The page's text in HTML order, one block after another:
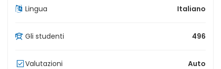
Lingua Italiano
Gli studenti 496
Valutazioni Auto